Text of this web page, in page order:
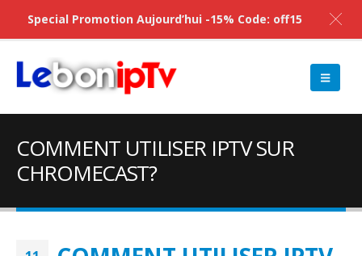
COMMENT UTILISER IPTV SUR
CHROMECAST?
Special Promotion Aujourd’hui -15% Code: off15